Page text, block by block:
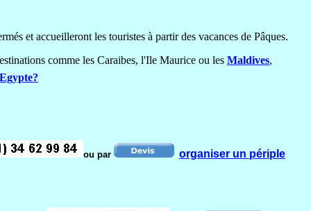
et accueilleront les touristes à partir des vacances de Pâques.
comme les Caraibes, l'Ile Maurice ou les Maldives,
ou par
organiser un périple